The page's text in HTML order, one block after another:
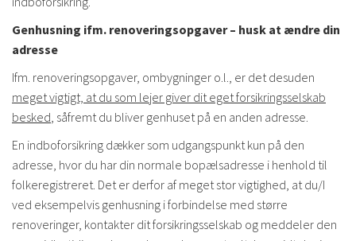
Genhusning ifm. renoveringsopgaver – husk at ændre din
adresse
Ifm. renoveringsopgaver, ombygninger o.l., er det desuden
meget vigtigt, at du som lejer giver dit eget forsikringsselskab
besked, såfremt du bliver genhuset på en anden adresse.
En indboforsikring dækker som udgangspunkt kun på den
adresse, hvor du har din normale bopælsadresse i henhold til
folkeregistreret. Det er derfor af meget stor vigtighed, at du/I
ved eksempelvis genhusning i forbindelse med større
renoveringer, kontakter dit forsikringsselskab og meddeler den